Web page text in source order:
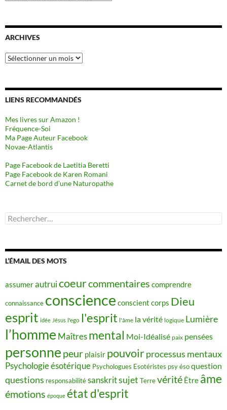
ARCHIVES
Archives
LIENS RECOMMANDÉS
Mes livres sur Amazon !
Fréquence-Soi
Ma Page Auteur Facebook
Novae-Atlantis
Page Facebook de Laetitia Beretti
Page Facebook de Karen Romani
Carnet de bord d’une Naturopathe
Rechercher :
L’ÉMAIL DES MOTS
assumerautruicoeurcommentaires comprendre
connaissance conscience conscient corps Dieu
esprit idée Jésus l'ego l'esprit l'âme la vérité logique Lumière
l’homme Maîtres mental Moi-Idéalisé paix pensées
personne peur plaisir pouvoirprocessus mentaux
Psychologie ésotérique Psychologues Esotéristes psy ésoquestion
questions responsabilitésanskritsujet Terrevérité Être âme
émotions époque état d'esprit